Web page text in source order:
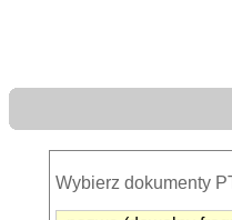
Wybierz dokumenty